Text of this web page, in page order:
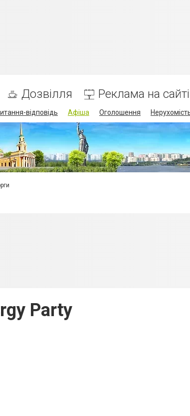
Дозвілля Реклама на сайті
відповідь Афіша Оголошення
Party